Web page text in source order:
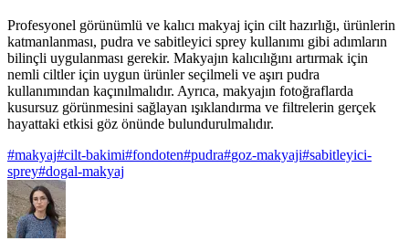
Profesyonel görünümlü ve kalıcı makyaj için cilt hazırlığı, ürünlerin
katmanlanması, pudra ve sabitleyici sprey kullanımı gibi adımların
bilinçli uygulanması gerekir. Makyajın kalıcılığını artırmak için
nemli ciltler için uygun ürünler seçilmeli ve aşırı pudra
kullanımından kaçınılmalıdır. Ayrıca, makyajın fotoğraflarda
kusursuz görünmesini sağlayan ışıklandırma ve filtrelerin gerçek
hayattaki etkisi göz önünde bulundurulmalıdır.
#makyaj#cilt-bakimi#fondoten#pudra#goz-makyaji#sabitleyici-
sprey#dogal-makyaj